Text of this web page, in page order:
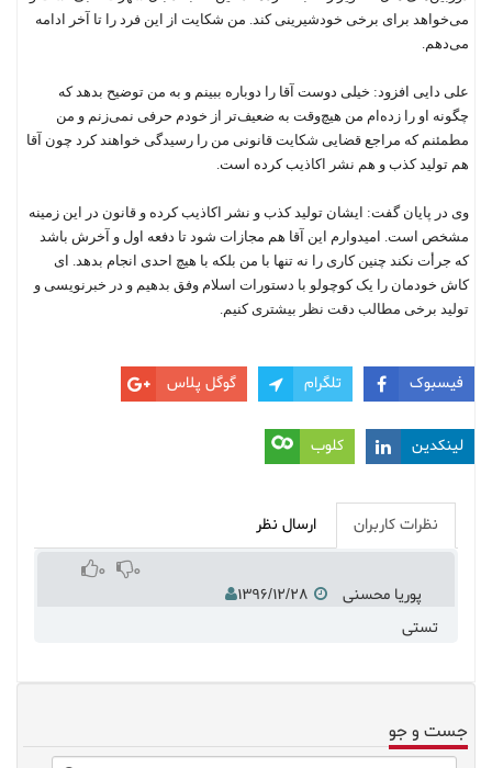
می‌خواهد برای برخی خودشیرینی کند. من شکایت از این فرد را تا آخر ادامه
می‌دهم.
علی دایی افزود: خیلی دوست آقا را دوباره ببینم و به من توضیح بدهد که
چگونه او را زده‌ام من هیچ‌وقت به ضعیف‌تر از خودم حرفی نمی‌زنم و من
مطمئنم که مراجع قضایی شکایت قانونی من را رسیدگی خواهند کرد چون آقا
هم تولید کذب و هم نشر اکاذیب کرده است.
وی در پایان گفت: ایشان تولید کذب و نشر اکاذیب کرده و قانون در این زمینه
مشخص است. امیدوارم این آقا هم مجازات شود تا دفعه اول و آخرش باشد
که جرأت نکند چنین کاری را نه تنها با من بلکه با هیچ احدی انجام بدهد. ای
کاش خودمان را یک کوچولو با دستورات اسلام وفق بدهیم و در خبرنویسی و
تولید برخی مطالب دقت نظر بیشتری کنیم.
فیسبوک تلگرام گوگل پلاس
لینکدین کلوب
نظرات کاربران ارسال نظر
0 0
پوریا محسنی
۱۳۹۶/۱۲/۲۸
تستی
جست و جو